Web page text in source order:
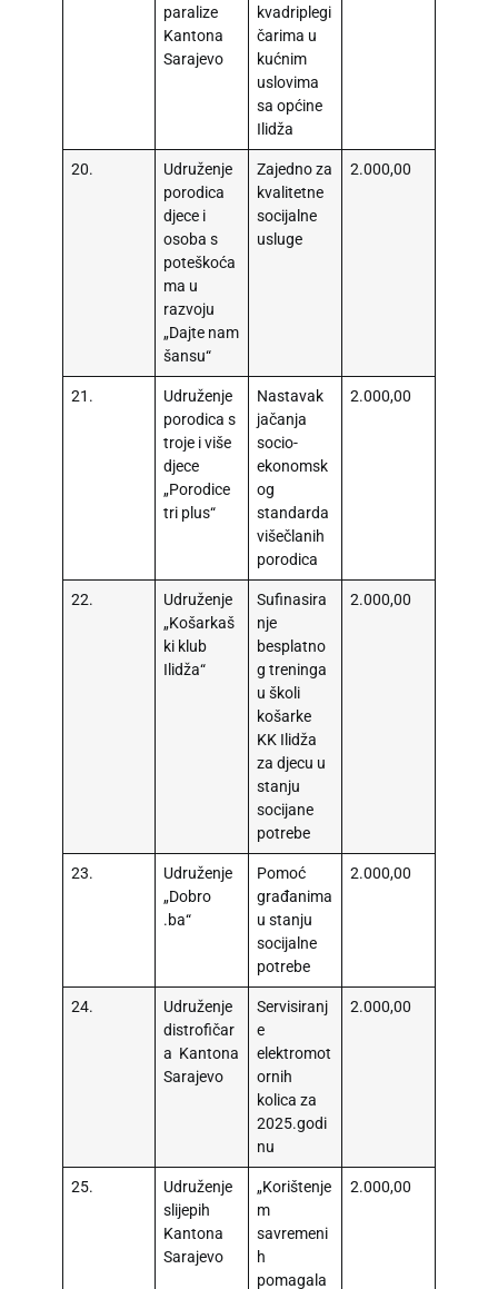
paralize
Kantona
Sarajevo
kvadriplegi
čarima u
kućnim
uslovima
sa općine
Ilidža
20.
Udruženje
porodica
djece i
osoba s
poteškoća
ma u
razvoju
„Dajte nam
šansu“
Zajedno za
kvalitetne
socijalne
usluge
2.000,00
21.
Udruženje
porodica s
troje i više
djece
„Porodice
tri plus“
Nastavak
jačanja
socio-
ekonomsk
og
standarda
višečlanih
porodica
2.000,00
22.
Udruženje
„Košarkaš
ki klub
Ilidža“
Sufinasira
nje
besplatno
g treninga
u školi
košarke
KK Ilidža
za djecu u
stanju
socijane
potrebe
2.000,00
23.
Udruženje
„Dobro
.ba“
Pomoć
građanima
u stanju
socijalne
potrebe
2.000,00
24.
Udruženje
distrofičar
a Kantona
Sarajevo
Servisiranj
e
elektromot
ornih
kolica za
2025.godi
nu
2.000,00
25.
Udruženje
slijepih
Kantona
Sarajevo
„Korištenje
m
savremeni
h
pomagala
2.000,00